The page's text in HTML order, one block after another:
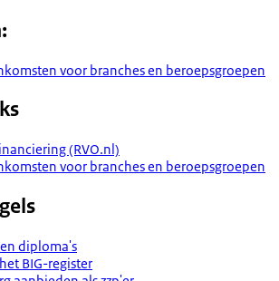
voor branches en beroepsgroepen
(RVO.nl)
voor branches en beroepsgroepen
diploma's
BIG-register